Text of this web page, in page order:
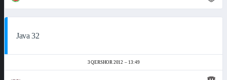
Java 32
3 QERSHOR 2012 13:49